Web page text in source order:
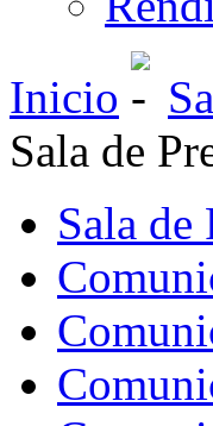
Inicio
Sala de
Sala de